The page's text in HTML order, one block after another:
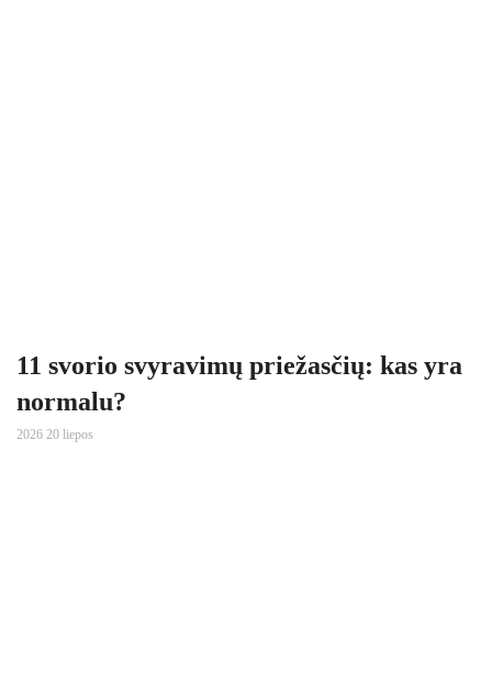
11 svorio svyravimų priežasčių: kas yra
normalu?
2026 20 liepos